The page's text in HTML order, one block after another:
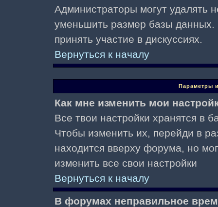
Администраторы могут удалять
уменьшить размер базы данных.
принять участие в дискуссиях.
Вернуться к началу
Параметры
Как мне изменить мои
Все твои настройки хранятся в
Чтобы изменить их, перейди в
находится вверху форума, но
изменить все свои настройки
Вернуться к началу
В форумах неправильное